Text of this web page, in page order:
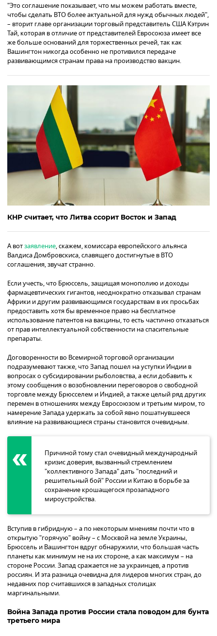
"Это соглашение показывает, что мы можем работать вместе,
чтобы сделать ВТО более актуальной для нужд обычных людей",
– вторит главе организации торговый представитель США Кэтрин
Тай, которая в отличие от представителей Евросоюза имеет все
же больше оснований для торжественных речей, так как
Вашингтон никогда особенно не противился передаче
развивающимся странам права на производство вакцин.
КНР считает, что Литва ссорит Восток и Запад
А вотзаявление, скажем, комиссара европейского альянса
Валдиса Домбровскиса, славящего достигнутые в ВТО
соглашения, звучат странно.
Если учесть, что Брюссель, защищая монополию и доходы
фармацевтических гигантов, неоднократно отказывал странам
Африки и другим развивающимся государствам в их просьбах
предоставить хотя бы временное право на бесплатное
использование патентов на вакцины, то есть частично отказаться
от прав интеллектуальной собственности на спасительные
препараты.
Договоренности во Всемирной торговой организации
подразумевают также, что Запад пошел на уступки Индии в
вопросах о субсидировании рыболовства, а если добавить к
этому сообщения о возобновлении переговоров о свободной
торговле между Брюсселем и Индией, а также целый ряд других
перемен в отношениях между Евросоюзом и третьим миром, то
намерение Запада удержать за собой явно пошатнувшееся
влияние на развивающиеся страны становится очевидным.
Причиной тому стал очевидный международный
кризис доверия, вызванный стремлением
"коллективного Запада" дать "последний и
решительный бой" России и Китаю в борьбе за
сохранение крошащегося прозападного
мироустройства.
Вступив в гибридную – а по некоторым мнениям почти что в
открытую "горячую" войну – с Москвой на земле Украины,
Брюссель и Вашингтон вдруг обнаружили, что большая часть
планеты как минимум не на их стороне, а как максимум – на
стороне России. Запад сражается не за украинцев, а против
россиян. И эта разница очевидна для лидеров многих стран, до
недавних пор считавшихся в западных столицах
маргинальными.
Война Запада против России стала поводом для бунта
третьего мира